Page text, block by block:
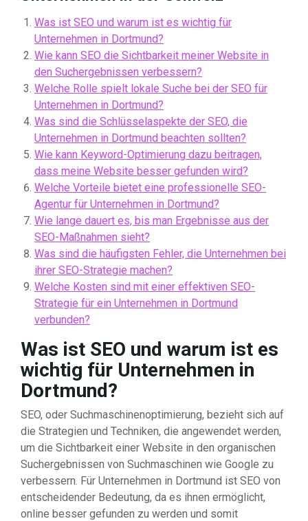
Was ist SEO und warum ist es wichtig für
Unternehmen in Dortmund?
Wie kann SEO die Sichtbarkeit meiner Website in
den Suchergebnissen verbessern?
Welche Rolle spielt lokale Suche bei der SEO für
Unternehmen in Dortmund?
Was sind die Schlüsselaspekte der SEO, die
Unternehmen in Dortmund beachten sollten?
Wie kann Keyword-Optimierung dazu beitragen,
dass meine Website besser gefunden wird?
Welche Vorteile bietet eine professionelle SEO-
Agentur für Unternehmen in Dortmund?
Wie lange dauert es, bis man Ergebnisse aus der
SEO-Maßnahmen sieht?
Was sind die häufigsten Fehler, die Unternehmen bei
ihrer SEO-Strategie machen?
Welche Kosten sind mit einer effektiven SEO-
Strategie für ein Unternehmen in Dortmund
verbunden?
Was ist SEO und warum ist es
wichtig für Unternehmen in
Dortmund?
SEO, oder Suchmaschinenoptimierung, bezieht sich auf
die Strategien und Techniken, die angewendet werden,
um die Sichtbarkeit einer Website in den organischen
Suchergebnissen von Suchmaschinen wie Google zu
verbessern. Für Unternehmen in Dortmund ist SEO von
entscheidender Bedeutung, da es ihnen ermöglicht,
online besser gefunden zu werden und somit